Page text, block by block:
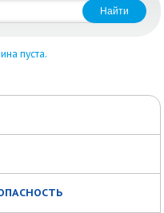
пуста.